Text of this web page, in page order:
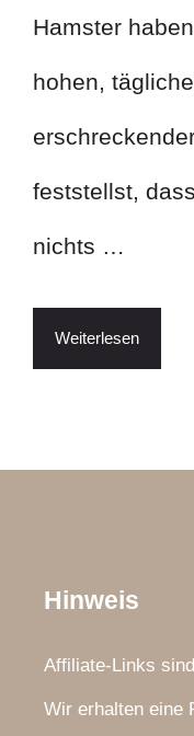
Hamster
hohen,
feststellst,
nichts …
Weiterlesen
Hinweis
Affiliate-Links
Wir erhalten eine